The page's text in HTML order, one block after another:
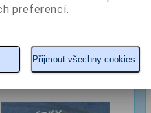
KOUPIT
z jedné i druhé
preferencí.
Přijmout všechny cookies